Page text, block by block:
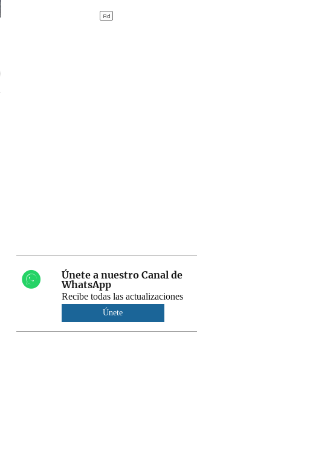
Únete a nuestro Canal de
WhatsApp
Recibe todas las actualizaciones
Únete